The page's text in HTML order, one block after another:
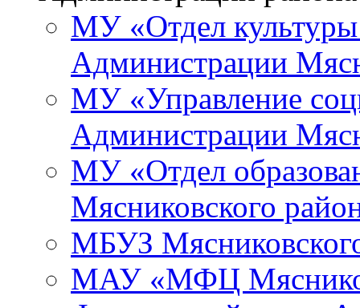
МУ «Отдел
Администрации
МУ «Управление
Администрации
МУ «Отдел
Мясниковского
МБУЗ
МАУ «МФЦ